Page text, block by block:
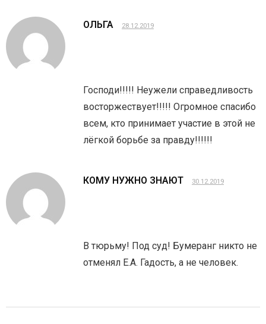
ОЛЬГА 28.12.2019
Господи!!!!! Неужели справедливость
восторжествует!!!!! Огромное спасибо
всем, кто принимает участие в этой не
лёгкой борьбе за правду!!!!!!
КОМУ НУЖНО ЗНАЮТ 30.12.2019
В тюрьму! Под суд! Бумеранг никто не
отменял Е.А. Гадость, а не человек.